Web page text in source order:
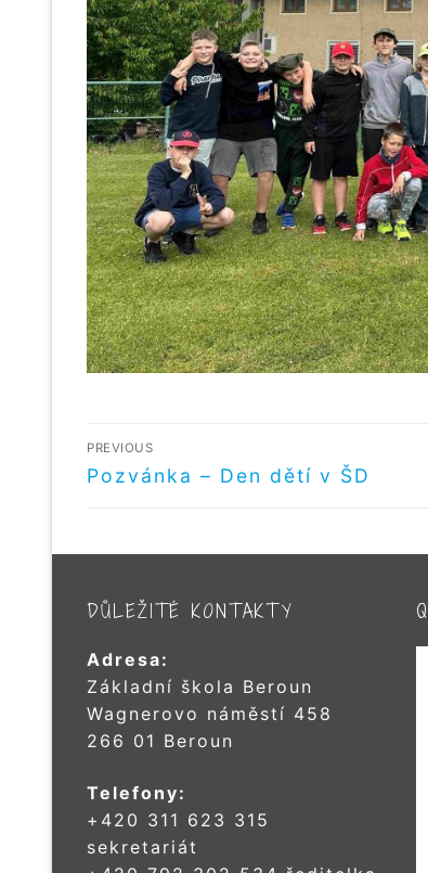
NAVIGACE
PRO
PREVIOUS
Předchozí
Pozvánka – Den dětí v ŠD
DŮLEŽITÉ KONTAKTY
Adresa:
Základní škola Beroun
Wagnerovo náměstí 458
266 01 Beroun
Telefony:
+420 311 623 315
sekretariát